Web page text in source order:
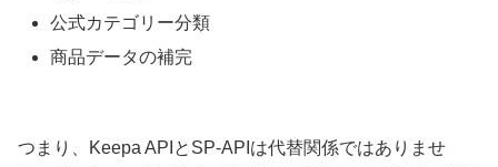
公式カテゴリー分類
商品データの補完
つまり、Keepa APIとSP-APIは代替関係ではありませ